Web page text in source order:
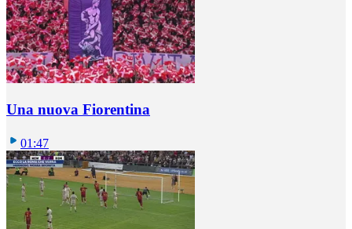
Una nuova Fiorentina
01:47